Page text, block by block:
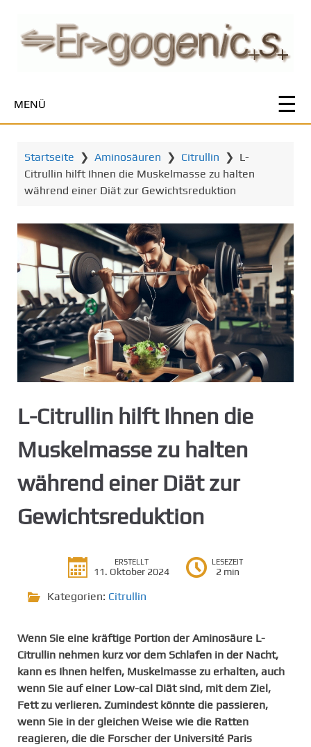
t
MENÜ
Startseite ❯ Aminosäuren ❯ Citrullin ❯ L-
Citrullin hilft Ihnen die Muskelmasse zu halten
während einer Diät zur Gewichtsreduktion
L-Citrullin hilft Ihnen die
Muskelmasse zu halten
während einer Diät zur
Gewichtsreduktion
ERSTELLT
11. Oktober 2024
LESEZEIT
2 min
Kategorien: Citrullin
Wenn Sie eine kräftige Portion der Aminosäure L-
Citrullin nehmen kurz vor dem Schlafen in der Nacht,
kann es Ihnen helfen, Muskelmasse zu erhalten, auch
wenn Sie auf einer Low-cal Diät sind, mit dem Ziel,
Fett zu verlieren. Zumindest könnte die passieren,
wenn Sie in der gleichen Weise wie die Ratten
reagieren, die die Forscher der Université Paris